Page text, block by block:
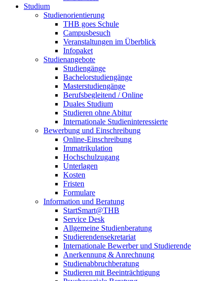
Studium
Studienorientierung
THB goes Schule
Campusbesuch
Veranstaltungen im Überblick
Infopaket
Studienangebote
Studiengänge
Bachelorstudiengänge
Masterstudiengänge
Berufsbegleitend / Online
Duales Studium
Studieren ohne Abitur
Internationale Studieninteressierte
Bewerbung und Einschreibung
Online-Einschreibung
Immatrikulation
Hochschulzugang
Unterlagen
Kosten
Fristen
Formulare
Information und Beratung
StartSmart@THB
Service Desk
Allgemeine Studienberatung
Studierendensekretariat
Internationale Bewerber und Studierende
Anerkennung & Anrechnung
Studienabbruchberatung
Studieren mit Beeinträchtigung